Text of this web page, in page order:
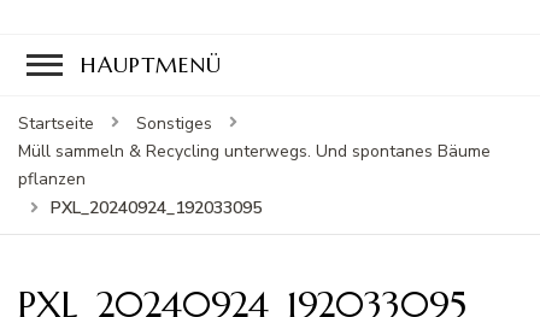
HAUPTMENÜ
Startseite
Sonstiges
Müll sammeln & Recycling unterwegs. Und spontanes Bäume
pflanzen
PXL_20240924_192033095
PXL_20240924_192033095